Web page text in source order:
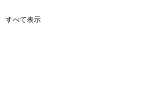
すべて表示